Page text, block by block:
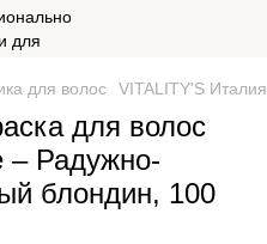
для волос VITALITY'S Италия
для волос
– Радужно-
блондин, 100